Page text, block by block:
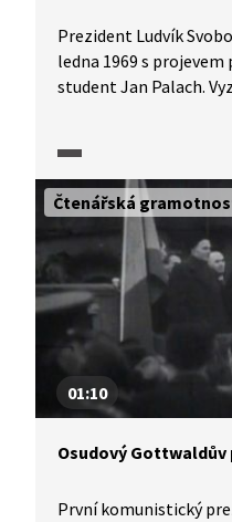
Prezident Ludvík
ledna 1969 s
student Jan Palach.
Sebeupálení hodnotil
vyvolat anarchii v
by hrozilo, že by byla
neschopnou vést sama
by musel převzít
Čtenářská
01:10
Osudový Gottwaldův
První komunistický